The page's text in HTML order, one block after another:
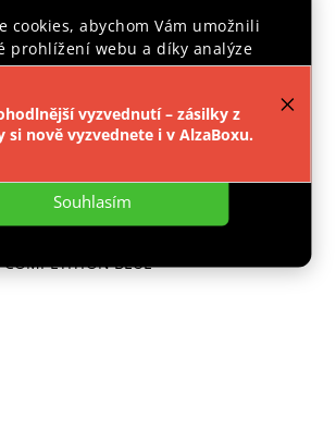
cookies, abychom Vám umožnili
prohlížení webu a díky analýze
neustále zlepšovali jeho funkce,
Nastavení
Souhlasím
vyzvednutí – zásilky z
si nově vyzvednete i v AlzaBoxu.
BLUE